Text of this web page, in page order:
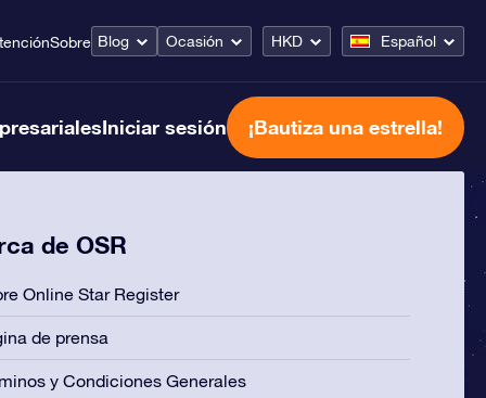
Sobre Blog Ocasión HKD Español
Iniciar sesión ¡Bautiza una estrella!
de OSR
Online Star Register
de prensa
y Condiciones Generales